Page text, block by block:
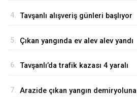
4. Tavşanlı alışveriş günleri başlıyor
5. Çıkan yangında ev alev alev yandı
6. Tavşanlı’da trafik kazası 4 yaralı
7. Arazide çıkan yangın demiryoluna